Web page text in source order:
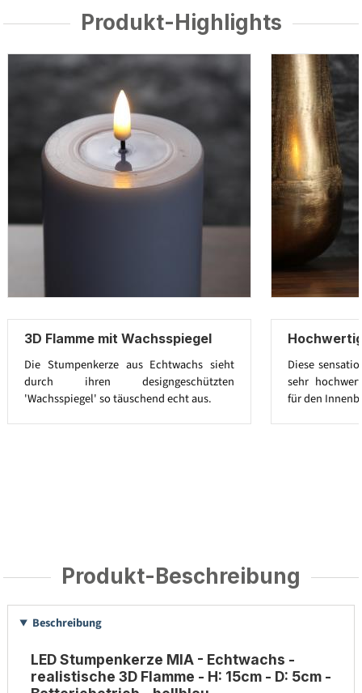
Produkt-Highlights
3D Flamme mit Wachsspiegel
Die Stumpenkerze aus Echtwachs sieht
durch ihren designgeschützten
'Wachsspiegel' so täuschend echt aus.
Diese
sehr
für den
Produkt-Beschreibung
Beschreibung
LED Stumpenkerze MIA - Echtwachs -
realistische 3D Flamme - H: 15cm - D: 5cm -